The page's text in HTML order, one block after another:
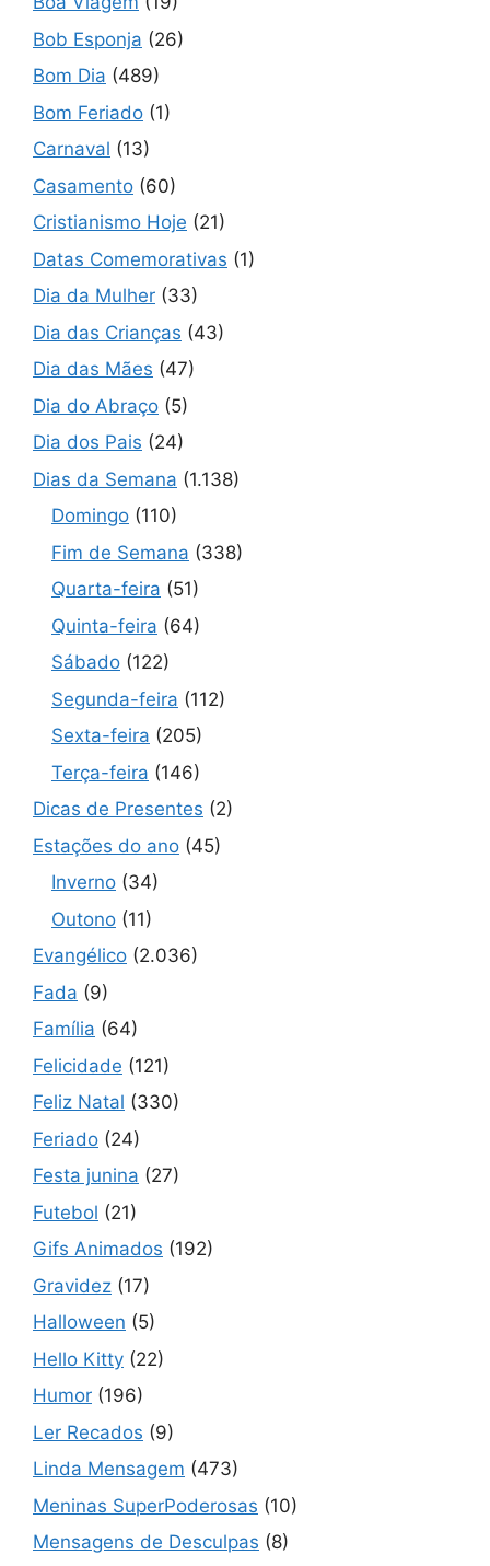
Bob Esponja (26)
Bom Dia (489)
Bom Feriado (1)
Carnaval (13)
Casamento (60)
Cristianismo Hoje (21)
Datas Comemorativas (1)
Dia da Mulher (33)
Dia das Crianças (43)
Dia das Mães (47)
Dia do Abraço (5)
Dia dos Pais (24)
Dias da Semana (1.138)
Domingo (110)
Fim de Semana (338)
Quarta-feira (51)
Quinta-feira (64)
Sábado (122)
Segunda-feira (112)
Sexta-feira (205)
Terça-feira (146)
Dicas de Presentes (2)
Estações do ano (45)
Inverno (34)
Outono (11)
Evangélico (2.036)
Fada (9)
Família (64)
Felicidade (121)
Feliz Natal (330)
Feriado (24)
Festa junina (27)
Futebol (21)
Gifs Animados (192)
Gravidez (17)
Halloween (5)
Hello Kitty (22)
Humor (196)
Ler Recados (9)
Linda Mensagem (473)
Meninas SuperPoderosas (10)
Mensagens de Desculpas (8)